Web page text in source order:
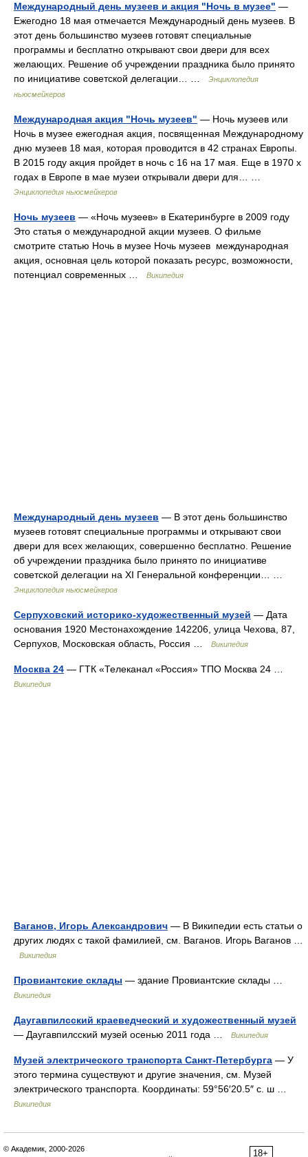
Международный день музеев и акция "Ночь в музее" —
Ежегодно 18 мая отмечается Международный день музеев. В
этот день большинство музеев готовят специальные
программы и бесплатно открывают свои двери для всех
желающих. Решение об учреждении праздника было принято
по инициативе советской делегации… …
Энциклопедия
ньюсмейкеров
Международная акция "Ночь музеев" — Ночь музеев или
Ночь в музее ежегодная акция, посвященная Международному
дню музеев 18 мая, которая проводится в 42 странах Европы.
В 2015 году акция пройдет в ночь с 16 на 17 мая. Еще в 1970 х
годах в Европе в мае музеи открывали двери для… …
Энциклопедия ньюсмейкеров
Ночь музеев — «Ночь музеев» в Екатеринбурге в 2009 году
Это статья о международной акции музеев. О фильме
смотрите статью Ночь в музее Ночь музеев международная
акция, основная цель которой показать ресурс, возможности,
потенциал современных …
Википедия
Международный день музеев — В этот день большинство
музеев готовят специальные программы и открывают свои
двери для всех желающих, совершенно бесплатно. Решение
об учреждении праздника было принято по инициативе
советской делегации на XI Генеральной конференции… …
Энциклопедия ньюсмейкеров
Серпуховский историко-художественный музей — Дата
основания 1920 Местонахождение 142206, улица Чехова, 87,
Серпухов, Московская область, Россия …
Википедия
Москва 24 — ГТК «Телеканал «Россия» ТПО Москва 24 …
Википедия
Ваганов, Игорь Александрович — В Википедии есть статьи о
других людях с такой фамилией, см. Ваганов. Игорь Ваганов …
Википедия
Провиантские склады — здание Провиантские склады …
Википедия
Даугавпилсский краеведческий и художественный музей
— Даугавпилсский музей осенью 2011 года …
Википедия
Музей электрического транспорта Санкт-Петербурга — У
этого термина существуют и другие значения, см. Музей
электрического транспорта. Координаты: 59°56′20.5″ с. ш …
Википедия
18+
© Академик, 2000-2026